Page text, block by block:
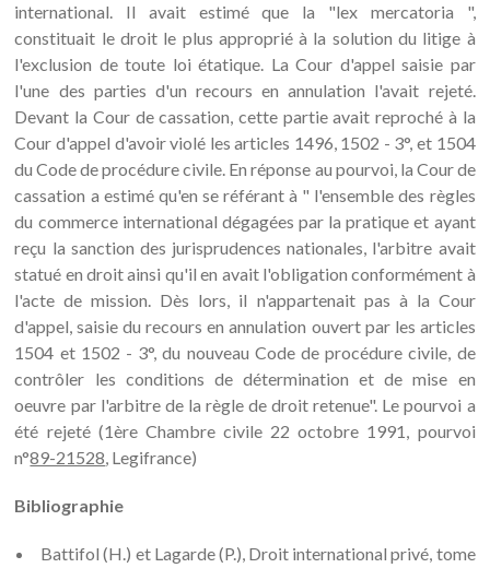
international. Il avait estimé que la "lex mercatoria ",
constituait le droit le plus approprié à la solution du litige à
l'exclusion de toute loi étatique. La Cour d'appel saisie par
l'une des parties d'un recours en annulation l'avait rejeté.
Devant la Cour de cassation, cette partie avait reproché à la
Cour d'appel d'avoir violé les articles 1496, 1502 - 3°, et 1504
du Code de procédure civile. En réponse au pourvoi, la Cour de
cassation a estimé qu'en se référant à " l'ensemble des règles
du commerce international dégagées par la pratique et ayant
reçu la sanction des jurisprudences nationales, l'arbitre avait
statué en droit ainsi qu'il en avait l'obligation conformément à
l'acte de mission. Dès lors, il n'appartenait pas à la Cour
d'appel, saisie du recours en annulation ouvert par les articles
1504 et 1502 - 3°, du nouveau Code de procédure civile, de
contrôler les conditions de détermination et de mise en
oeuvre par l'arbitre de la règle de droit retenue". Le pourvoi a
été rejeté (1ère Chambre civile 22 octobre 1991, pourvoi
n°89-21528, Legifrance)
Bibliographie
Battifol (H.) et Lagarde (P.), Droit international privé, tome